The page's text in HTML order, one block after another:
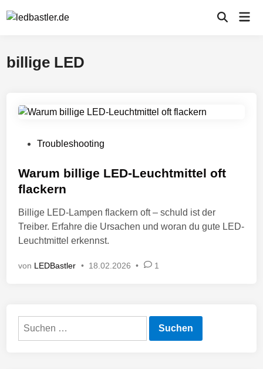
Inhalt
Suche
billige LED
r
ö
f
e
n
l
i
Troubleshooting
Warum billige LED-Leuchtmittel oft
flackern
Billige LED-Lampen flackern oft – schuld ist der
Treiber. Erfahre die Ursachen und woran du gute LED-
Leuchtmittel erkennst.
von LEDBastler • 18.02.2026 • 1
Suchen